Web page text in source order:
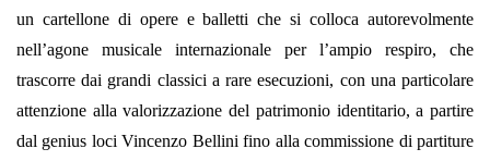
un cartellone di opere e balletti che si colloca autorevolmente
nell’agone musicale internazionale per l’ampio respiro, che
trascorre dai grandi classici a rare esecuzioni, con una particolare
attenzione alla valorizzazione del patrimonio identitario, a partire
dal genius loci Vincenzo Bellini fino alla commissione di partiture